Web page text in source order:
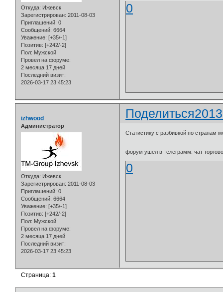
Откуда: Ижевск
Зарегистрирован: 2011-08-03
Приглашений: 0
Сообщений: 6664
Уважение: [+35/-1]
Позитив: [+242/-2]
Пол: Мужской
Провел на форуме:
2 месяца 17 дней
Последний визит:
2026-03-17 23:45:23
0
Поделиться
izhwood
Администратор
Откуда: Ижевск
Зарегистрирован: 2011-08-03
Приглашений: 0
Сообщений: 6664
Уважение: [+35/-1]
Позитив: [+242/-2]
Пол: Мужской
Провел на форуме:
2 месяца 17 дней
Последний визит:
2026-03-17 23:45:23
Статистику с разбивкой по странам
форум ушел в телеграмм: чат
0
Страница:1